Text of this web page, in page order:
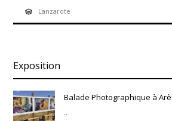
Lanzarote
Exposition
Balade Photographique à
..